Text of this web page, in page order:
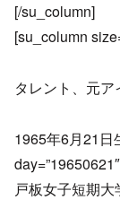
[/su_column]
[su_column
タレント、元ア
1965年6月21日
戸板女子短期大